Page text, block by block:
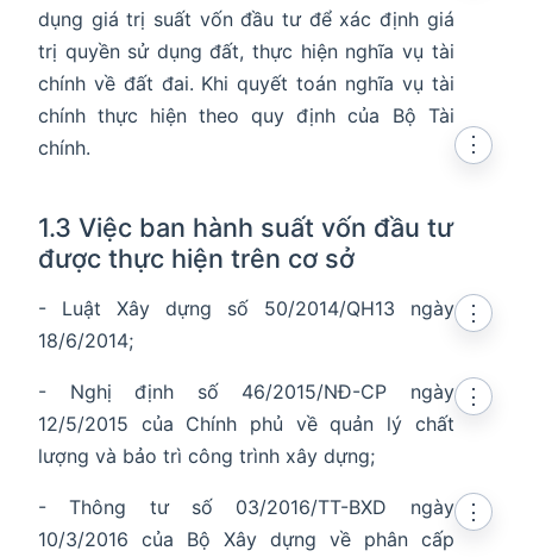
dụng giá trị suất vốn đầu tư để xác định giá
trị quyền sử dụng đất, thực hiện nghĩa vụ tài
chính về đất đai. Khi quyết toán nghĩa vụ tài
chính thực hiện theo quy định của Bộ Tài
chính.
1.3 Việc ban hành suất vốn đầu tư
được thực hiện trên cơ sở
⋮
- Luật Xây dựng số 50/2014/QH13 ngày
18/6/2014;
⋮
- Nghị định số 46/2015/NĐ-CP ngày
12/5/2015 của Chính phủ về quản lý chất
lượng và bảo trì công trình xây dựng;
⋮
- Thông tư số 03/2016/TT-BXD ngày
10/3/2016 của Bộ Xây dựng về phân cấp
⋮